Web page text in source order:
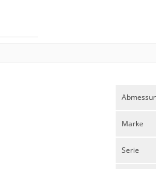
Marke
Serie